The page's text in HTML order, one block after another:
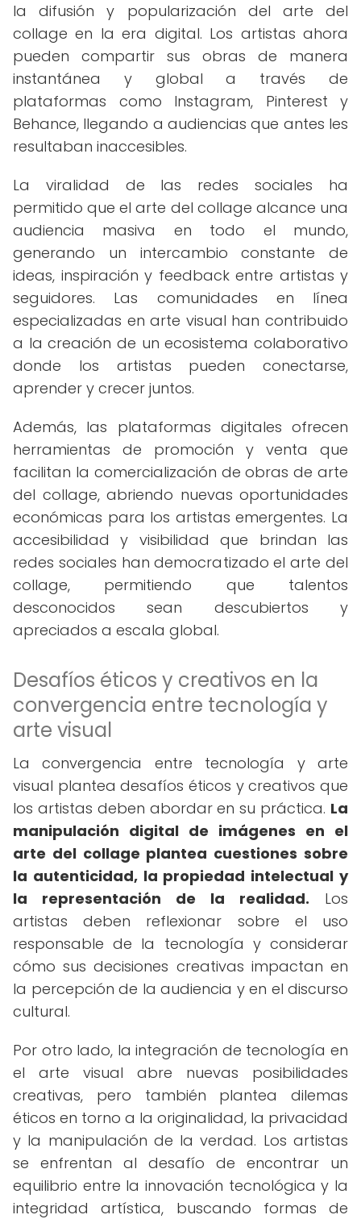
la difusión y popularización del arte del
collage en la era digital. Los artistas ahora
pueden compartir sus obras de manera
instantánea y global a través de
plataformas como Instagram, Pinterest y
Behance, llegando a audiencias que antes les
resultaban inaccesibles.
La viralidad de las redes sociales ha
permitido que el arte del collage alcance una
audiencia masiva en todo el mundo,
generando un intercambio constante de
ideas, inspiración y feedback entre artistas y
seguidores. Las comunidades en línea
especializadas en arte visual han contribuido
a la creación de un ecosistema colaborativo
donde los artistas pueden conectarse,
aprender y crecer juntos.
Además, las plataformas digitales ofrecen
herramientas de promoción y venta que
facilitan la comercialización de obras de arte
del collage, abriendo nuevas oportunidades
económicas para los artistas emergentes. La
accesibilidad y visibilidad que brindan las
redes sociales han democratizado el arte del
collage, permitiendo que talentos
desconocidos sean descubiertos y
apreciados a escala global.
Desafíos éticos y creativos en la
convergencia entre tecnología y
arte visual
La convergencia entre tecnología y arte
visual plantea desafíos éticos y creativos que
los artistas deben abordar en su práctica. La
manipulación digital de imágenes en el
arte del collage plantea cuestiones sobre
la autenticidad, la propiedad intelectual y
la representación de la realidad. Los
artistas deben reflexionar sobre el uso
responsable de la tecnología y considerar
cómo sus decisiones creativas impactan en
la percepción de la audiencia y en el discurso
cultural.
Por otro lado, la integración de tecnología en
el arte visual abre nuevas posibilidades
creativas, pero también plantea dilemas
éticos en torno a la originalidad, la privacidad
y la manipulación de la verdad. Los artistas
se enfrentan al desafío de encontrar un
equilibrio entre la innovación tecnológica y la
integridad artística, buscando formas de